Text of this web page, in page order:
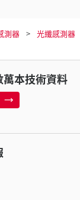
測器 光纖感測器
本技術資料